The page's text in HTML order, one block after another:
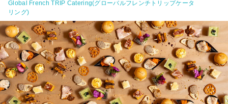
Global French TRIP Catering(グローバルフレンチトリップケータ
リング)